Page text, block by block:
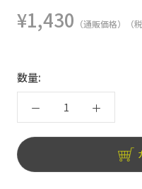
¥1,430 （通販価格）（税
数量: